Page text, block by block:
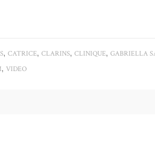
, CATRICE, CLARINS, CLINIQUE, GABRIELLA
, VIDEO